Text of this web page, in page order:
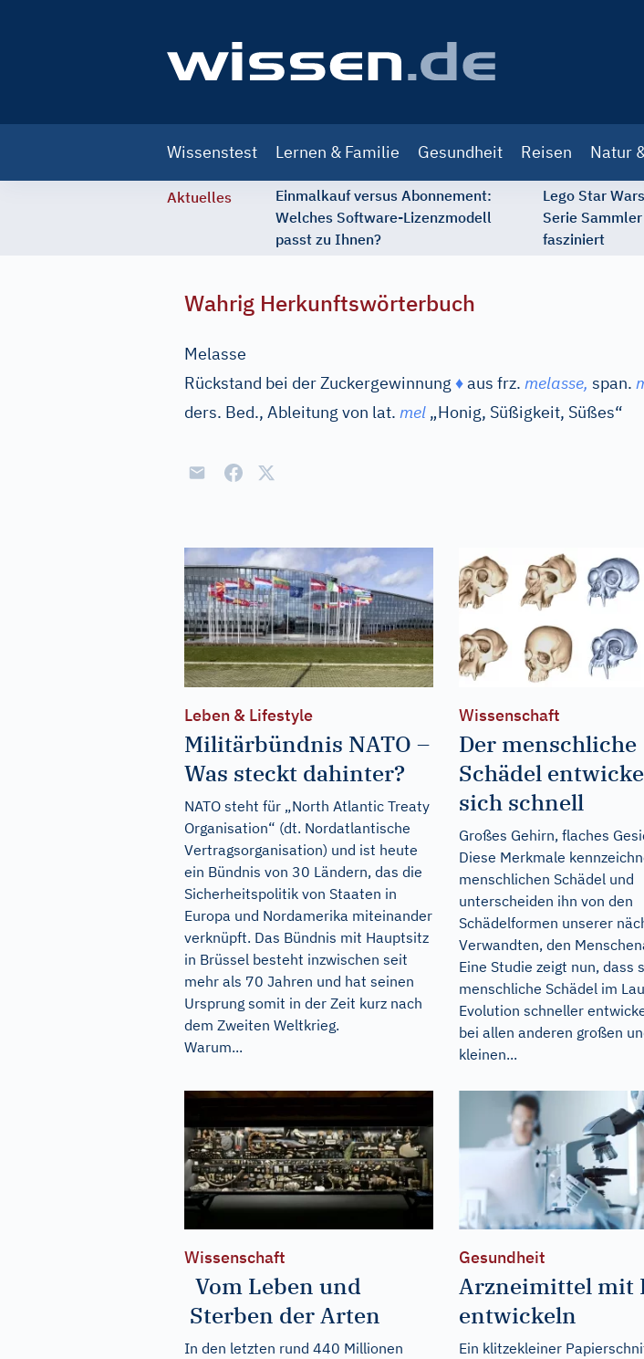
navigation
Wissenstest Lernen & Familie Gesundheit Reisen Natur
Aktuelles
Einmalkauf versus Abonnement:
Welches Software-Lizenzmodell
passt zu Ihnen?
Lego Star
Serie
fasziniert
Wahrig Herkunftswörterbuch
Melasse
Rückstand bei der Zuckergewinnung ♦aus frz. melasse, span.
ders. Bed., Ableitung von lat. mel „Honig, Süßigkeit, Süßes“
Leben & Lifestyle
Militärbündnis NATO –
Was steckt dahinter?
NATO steht für „North Atlantic Treaty
Organisation“ (dt. Nordatlantische
Vertragsorganisation) und ist heute
ein Bündnis von 30 Ländern, das die
Sicherheitspolitik von Staaten in
Europa und Nordamerika miteinander
verknüpft. Das Bündnis mit Hauptsitz
in Brüssel besteht inzwischen seit
mehr als 70 Jahren und hat seinen
Ursprung somit in der Zeit kurz nach
dem Zweiten Weltkrieg.
Warum...
Wissenschaft
Der menschliche
Schädel
sich schnell
Großes Gehirn, flaches
Diese Merkmale
menschlichen Schädel und
unterscheiden ihn von den
Schädelformen unserer
Verwandten, den
Eine Studie zeigt nun, dass
menschliche Schädel im
Evolution schneller
bei allen anderen großen
kleinen...
Wissenschaft
Vom Leben und
Sterben der Arten
In den letzten rund 440 Millionen
Gesundheit
Arzneimittel mit
entwickeln
Ein klitzekleiner